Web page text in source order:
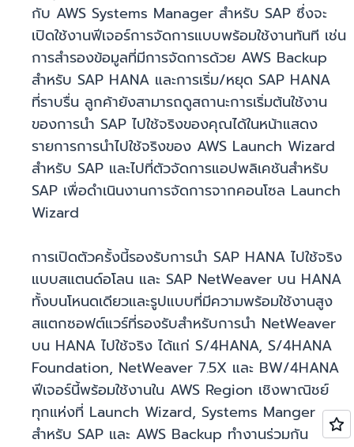
กับ AWS Systems Manager สำหรับ SAP ซึ่งจะ
เปิดใช้งานฟีเจอร์การจัดการแบบพร้อมใช้งานทันที เช่น
การสำรองข้อมูลที่มีการจัดการด้วย AWS Backup
สำหรับ SAP HANA และการเริ่ม/หยุด SAP HANA
ที่ราบรื่น ลูกค้ายังสามารถดูสถานะการเริ่มต้นใช้งาน
ของการนำ SAP ไปใช้จริงของคุณได้ในหน้าแสดง
รายการการนำไปใช้จริงของ AWS Launch Wizard
สำหรับ SAP และไปที่ตัวจัดการแอปพลิเคชันสำหรับ
SAP เพื่อดำเนินงานการจัดการจากคอนโซล Launch
Wizard
การเปิดตัวครั้งนี้รองรับการนำ SAP HANA ไปใช้จริง
แบบสแตนด์อโลน และ SAP NetWeaver บน HANA
ทั้งบนโหนดเดียวและรูปแบบที่มีความพร้อมใช้งานสูง
สแตกซอฟต์แวร์ที่รองรับสำหรับการนำ NetWeaver
บน HANA ไปใช้จริง ได้แก่ S/4HANA, S/4HANA
Foundation, NetWeaver 7.5X และ BW/4HANA
ฟีเจอร์นี้พร้อมใช้งานใน AWS Region เชิงพาณิชย์
ทุกแห่งที่ Launch Wizard, Systems Manger
สำหรับ SAP และ AWS Backup ทำงานร่วมกัน